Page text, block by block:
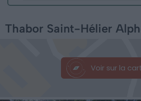
Thabor Saint-Hélier
Voir sur la